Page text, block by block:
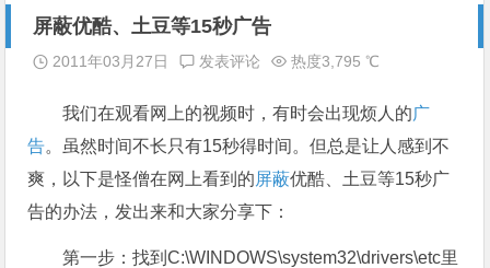
屏蔽优酷、土豆等15秒广告
2011年03月27日 发表评论 热度3,795 ℃
我们在观看网上的视频时，有时会出现烦人的广
告。虽然时间不长只有15秒得时间。但总是让人感到不
爽，以下是怪僧在网上看到的屏蔽优酷、土豆等15秒广
告的办法，发出来和大家分享下：
第一步：找到C:\WINDOWS\system32\drivers\etc里